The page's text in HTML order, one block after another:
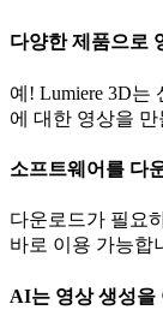
다양한 제품으로
예! Lumiere 3D는
에 대한 영상을
소프트웨어를 다
다운로드가 필요
바로 이용 가능합
AI는 영상 생성을